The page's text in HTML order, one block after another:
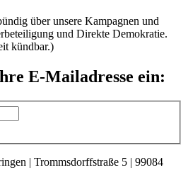
über unsere Kampagnen und
und Direkte Demokratie.
kündbar.)
E-Mailadresse ein:
| Trommsdorffstraße 5 | 99084